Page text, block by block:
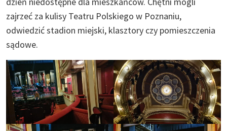
zajrzeć za kulisy Teatru Polskiego w Poznaniu,
odwiedzić stadion miejski, klasztory czy pomieszczenia
sądowe.